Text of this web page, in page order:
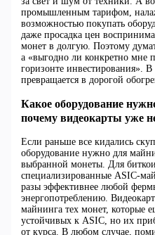
промышленным тарифом,
возможностью покупать
даже просадка цен
монет в долгую. Поэтому
а «выгодно ли конкретно мне
горизонте инвестирования».
превращается в дорогой
Какое оборудование
почему видеокарты уже
Если раньше все кидались
оборудование нужно для
выбранной монеты. Для
специализированные ASIC-
разы эффективнее любой
энергопотреблению.
майнинга тех монет, которые
устойчивых к ASIC, но их
от курса. В любом случае,